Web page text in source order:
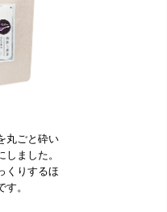
丸ごと砕い
ました。
くりするほ
。